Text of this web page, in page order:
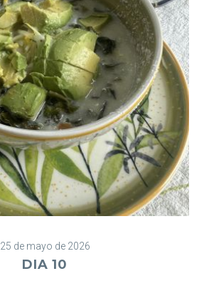
25 de mayo de 2026
DIA 10